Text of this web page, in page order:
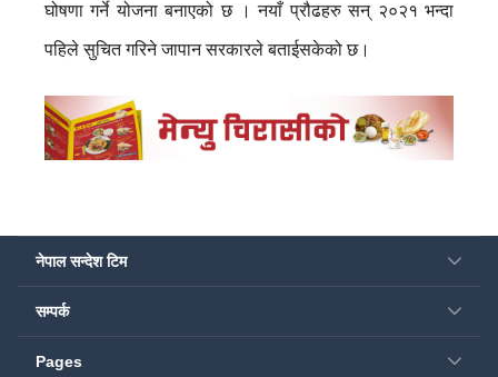
घोषणा गर्ने योजना बनाएको छ । नयाँ प्रौढहरु सन् २०२१ भन्दा
पहिले सुचित गरिने जापान सरकारले बताईसकेको छ।
नेपाल सन्देश टिम
सम्पर्क
Pages